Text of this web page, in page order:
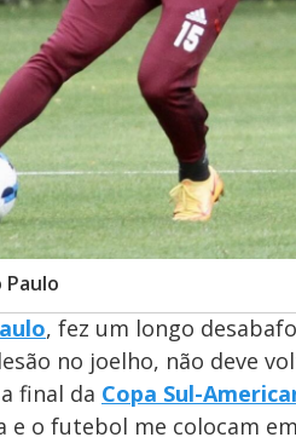
, fez um longo
no joelho, não deve
final da Copa Sul-
e o futebol me colocam